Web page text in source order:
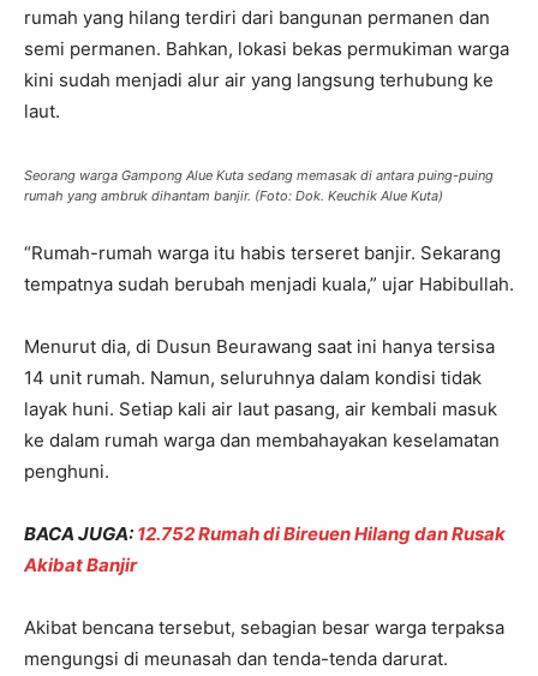
rumah yang hilang terdiri dari bangunan permanen dan
semi permanen. Bahkan, lokasi bekas permukiman warga
kini sudah menjadi alur air yang langsung terhubung ke
laut.
Seorang warga Gampong Alue Kuta sedang memasak di antara puing-puing
rumah yang ambruk dihantam banjir. (Foto: Dok. Keuchik Alue Kuta)
“Rumah-rumah warga itu habis terseret banjir. Sekarang
tempatnya sudah berubah menjadi kuala,” ujar Habibullah.
Menurut dia, di Dusun Beurawang saat ini hanya tersisa
14 unit rumah. Namun, seluruhnya dalam kondisi tidak
layak huni. Setiap kali air laut pasang, air kembali masuk
ke dalam rumah warga dan membahayakan keselamatan
penghuni.
BACA JUGA: 12.752 Rumah di Bireuen Hilang dan Rusak
Akibat Banjir
Akibat bencana tersebut, sebagian besar warga terpaksa
mengungsi di meunasah dan tenda-tenda darurat.